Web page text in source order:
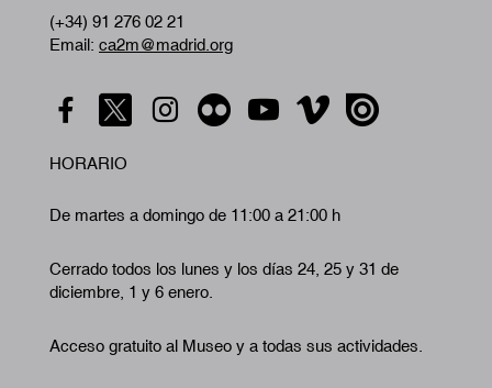
(+34) 91 276 02 21
Email: ca2m@madrid.org
HORARIO
De martes a domingo de 11:00 a 21:00 h
Cerrado todos los lunes y los días 24, 25 y 31 de
diciembre, 1 y 6 enero.
Acceso gratuito al Museo y a todas sus actividades.